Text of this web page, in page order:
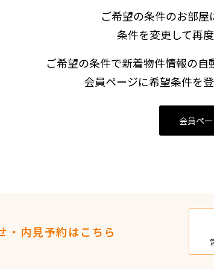
新着情報から探す
新着募集情報
分譲賃貸
フリーレント
ペット可
ブランドマンシ
【仲介会社様向け】当社仲介
ご希望の条件のお部屋
条件を変更して再
ご希望の条件で新着物件情報の自
会員ページに希望条件を
会員ペ
・内見予約はこちら